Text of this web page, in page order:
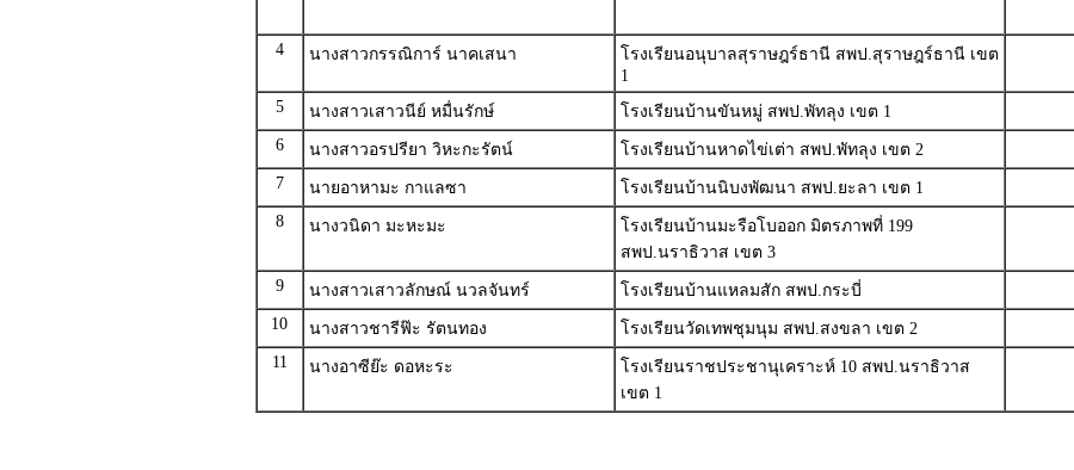
4
นางสาวกรรณิการ์ นาคเสนา
โรงเรียนอนุบาลสุราษฎร์ธานี สพป.สุราษฎร์ธานี เขต
1
5 นางสาวเสาวนีย์ หมื่นรักษ์ โรงเรียนบ้านขันหมู่ สพป.พัทลุง เขต 1
6
นางสาวอรปรียา วิหะกะรัตน์ โรงเรียนบ้านหาดไข่เต่า สพป.พัทลุง เขต 2
7
นายอาหามะ กาแลซา โรงเรียนบ้านนิบงพัฒนา สพป.ยะลา เขต 1
8
นางวนิดา มะหะมะ
โรงเรียนบ้านมะรือโบออก มิตรภาพที่ 199
สพป.นราธิวาส เขต 3
9 นางสาวเสาวลักษณ์ นวลจันทร์ โรงเรียนบ้านแหลมสัก สพป.กระบี่
10
นางสาวชารีฟ๊ะ รัตนทอง โรงเรียนวัดเทพชุมนุม สพป.สงขลา เขต 2
11
นางอาซีย๊ะ ดอหะระ
โรงเรียนราชประชานุเคราะห์ 10 สพป.นราธิวาส
เขต 1